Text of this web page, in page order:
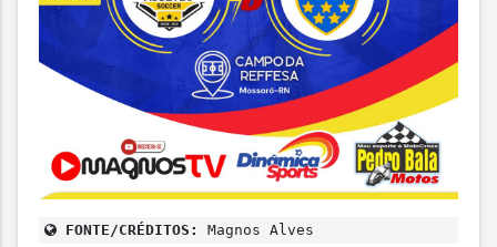
FONTE/CRÉDITOS: Magnos Alves